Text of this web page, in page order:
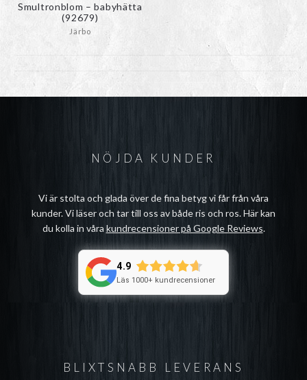
Smultronblom – babyhätta
(92679)
Järbo
BLIXTSNABB LEVERANS
NÖJDA KUNDER
Vi är stolta och glada över de fina betyg vi får från våra
kunder. Vi läser och tar till oss av både ris och ros. Här kan
du kolla in våra kundrecensioner på Google Reviews.
4.9
Läs 1000+ kundrecensioner